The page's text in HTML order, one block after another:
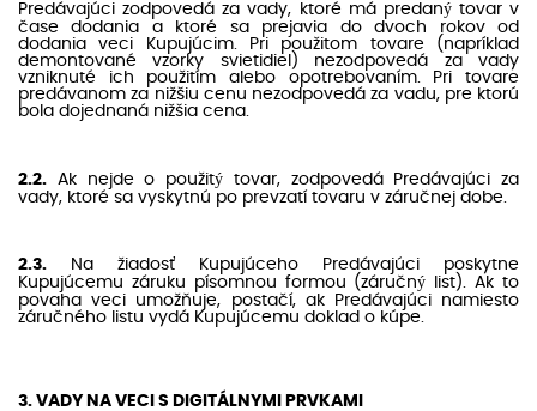
Predávajúci zodpovedá za vady, ktoré má predaný tovar v
čase dodania a ktoré sa prejavia do dvoch rokov od
dodania veci Kupujúcim. Pri použitom tovare (napríklad
demontované vzorky svietidiel) nezodpovedá za vady
vzniknuté ich použitím alebo opotrebovaním. Pri tovare
predávanom za nižšiu cenu nezodpovedá za vadu, pre ktorú
bola dojednaná nižšia cena.
2.2. Ak nejde o použitý tovar, zodpovedá Predávajúci za
vady, ktoré sa vyskytnú po prevzatí tovaru v záručnej dobe.
2.3. Na žiadosť Kupujúceho Predávajúci poskytne
Kupujúcemu záruku písomnou formou (záručný list). Ak to
povaha veci umožňuje, postačí, ak Predávajúci namiesto
záručného listu vydá Kupujúcemu doklad o kúpe.
3. VADY NA VECI S DIGITÁLNYMI PRVKAMI